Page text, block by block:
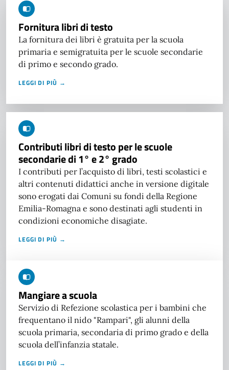
Fornitura libri di testo
La fornitura dei libri è gratuita per la scuola
primaria e semigratuita per le scuole secondarie
di primo e secondo grado.
LEGGI DI PIÙ →
Contributi libri di testo per le scuole
secondarie di 1° e 2° grado
I contributi per l’acquisto di libri, testi scolastici e
altri contenuti didattici anche in versione digitale
sono erogati dai Comuni su fondi della Regione
Emilia-Romagna e sono destinati agli studenti in
condizioni economiche disagiate.
LEGGI DI PIÙ →
Mangiare a scuola
Servizio di Refezione scolastica per i bambini che
frequentano il nido "Rampari", gli alunni della
scuola primaria, secondaria di primo grado e della
scuola dell’infanzia statale.
LEGGI DI PIÙ →